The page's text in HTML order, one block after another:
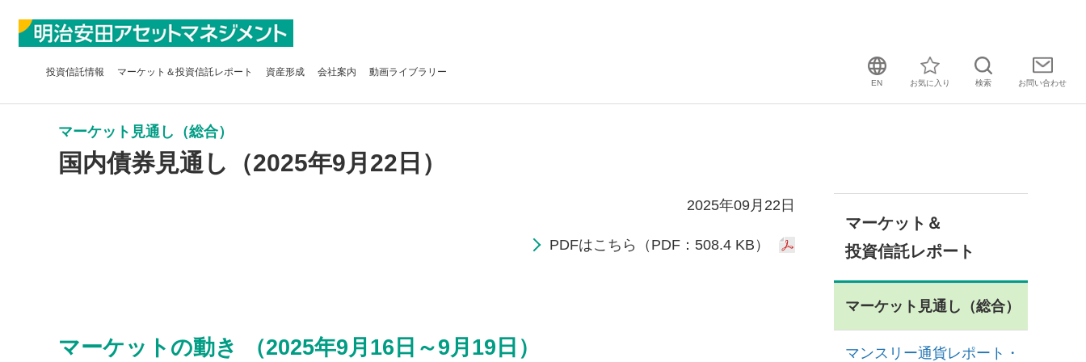
投資信託情報 マーケット＆投資信託レポート 資産形成 会社案内 動画ライブラリー
EN お気に入り 検索 お問い合わせ
マーケット見通し（総合）
国内債券見通し（2025年9月22日）
2025年09月22日
PDFはこちら（PDF：508.4 KB）
マーケットの動き （2025年9月16日～9月19日）
マーケット＆
投資信託レポート
マーケット見通し（総合）
マンスリー通貨レポート・